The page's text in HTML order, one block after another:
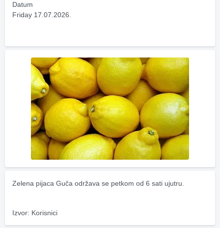
Datum
Friday 17.07.2026.
Zelena pijaca Guča održava se petkom od 6 sati ujutru.
Izvor: Korisnici